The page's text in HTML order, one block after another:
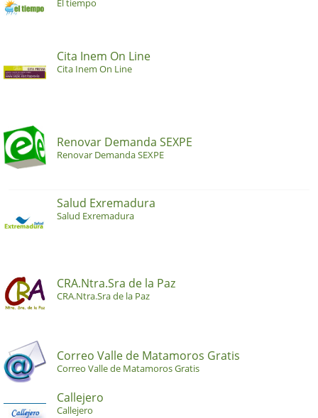
El tiempo
Cita Inem On Line
Cita Inem On Line
Renovar Demanda SEXPE
Renovar Demanda SEXPE
Salud Exremadura
Salud Exremadura
CRA.Ntra.Sra de la Paz
CRA.Ntra.Sra de la Paz
Correo Valle de Matamoros Gratis
Correo Valle de Matamoros Gratis
Callejero
Callejero